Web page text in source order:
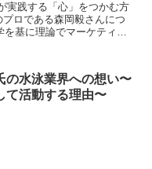
実践する「心」をつかむ方
の水泳業界への想い〜
て活動する理由〜